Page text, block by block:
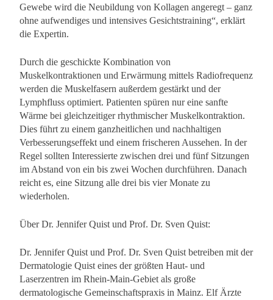
Gewebe wird die Neubildung von Kollagen angeregt – ganz
ohne aufwendiges und intensives Gesichtstraining“, erklärt
die Expertin.
Durch die geschickte Kombination von
Muskelkontraktionen und Erwärmung mittels Radiofrequenz
werden die Muskelfasern außerdem gestärkt und der
Lymphfluss optimiert. Patienten spüren nur eine sanfte
Wärme bei gleichzeitiger rhythmischer Muskelkontraktion.
Dies führt zu einem ganzheitlichen und nachhaltigen
Verbesserungseffekt und einem frischeren Aussehen. In der
Regel sollten Interessierte zwischen drei und fünf Sitzungen
im Abstand von ein bis zwei Wochen durchführen. Danach
reicht es, eine Sitzung alle drei bis vier Monate zu
wiederholen.
Über Dr. Jennifer Quist und Prof. Dr. Sven Quist:
Dr. Jennifer Quist und Prof. Dr. Sven Quist betreiben mit der
Dermatologie Quist eines der größten Haut- und
Laserzentren im Rhein-Main-Gebiet als große
dermatologische Gemeinschaftspraxis in Mainz. Elf Ärzte